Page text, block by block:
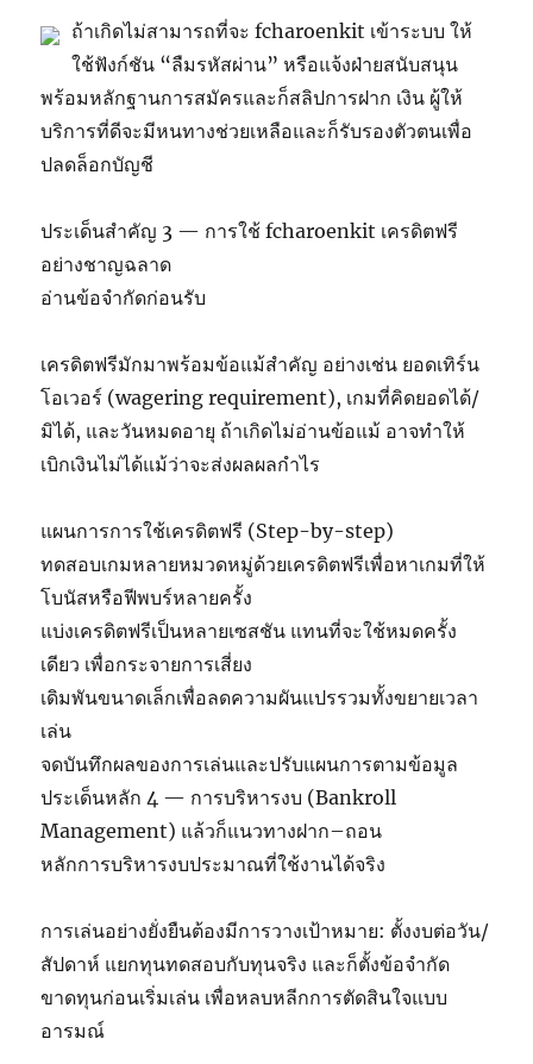
ถ้าเกิดไม่สามารถที่จะ fcharoenkit เข้าระบบ ให้
ใช้ฟังก์ชัน “ลืมรหัสผ่าน” หรือแจ้งฝ่ายสนับสนุน
พร้อมหลักฐานการสมัครและก็สลิปการฝาก เงิน ผู้ให้
บริการที่ดีจะมีหนทางช่วยเหลือและก็รับรองตัวตนเพื่อ
ปลดล็อกบัญชี
ประเด็นสำคัญ 3 — การใช้ fcharoenkit เครดิตฟรี
อย่างชาญฉลาด
อ่านข้อจำกัดก่อนรับ
เครดิตฟรีมักมาพร้อมข้อแม้สำคัญ อย่างเช่น ยอดเทิร์น
โอเวอร์ (wagering requirement), เกมที่คิดยอดได้/
มิได้, และวันหมดอายุ ถ้าเกิดไม่อ่านข้อแม้ อาจทำให้
เบิกเงินไม่ได้แม้ว่าจะส่งผลผลกำไร
แผนการการใช้เครดิตฟรี (Step-by-step)
ทดสอบเกมหลายหมวดหมู่ด้วยเครดิตฟรีเพื่อหาเกมที่ให้
โบนัสหรือฟีพบร์หลายครั้ง
แบ่งเครดิตฟรีเป็นหลายเซสชัน แทนที่จะใช้หมดครั้ง
เดียว เพื่อกระจายการเสี่ยง
เดิมพันขนาดเล็กเพื่อลดความผันแปรรวมทั้งขยายเวลา
เล่น
จดบันทึกผลของการเล่นและปรับแผนการตามข้อมูล
ประเด็นหลัก 4 — การบริหารงบ (Bankroll
Management) แล้วก็แนวทางฝาก–ถอน
หลักการบริหารงบประมาณที่ใช้งานได้จริง
การเล่นอย่างยั่งยืนต้องมีการวางเป้าหมาย: ตั้งงบต่อวัน/
สัปดาห์ แยกทุนทดสอบกับทุนจริง และก็ตั้งข้อจำกัด
ขาดทุนก่อนเริ่มเล่น เพื่อหลบหลีกการตัดสินใจแบบ
อารมณ์